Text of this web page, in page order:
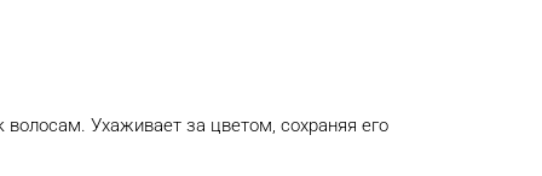
волосам. Ухаживает за цветом, сохраняя его